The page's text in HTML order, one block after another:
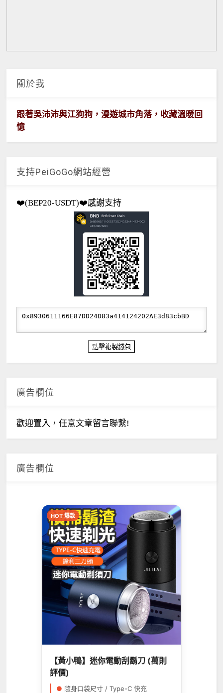
關於我
跟著吳沛沛與江狗狗，漫遊城市角落，收藏溫暖回
憶
支持PeiGoGo網站經營
❤️(BEP20-USDT)❤️感謝支持
廣告欄位
歡迎置入，任意文章留言聯繫!
廣告欄位
HOT 爆款
【黃小鴨】迷你電動刮鬍刀 (萬則
評價)
● 隨身口袋尺寸 / Type-C 快充